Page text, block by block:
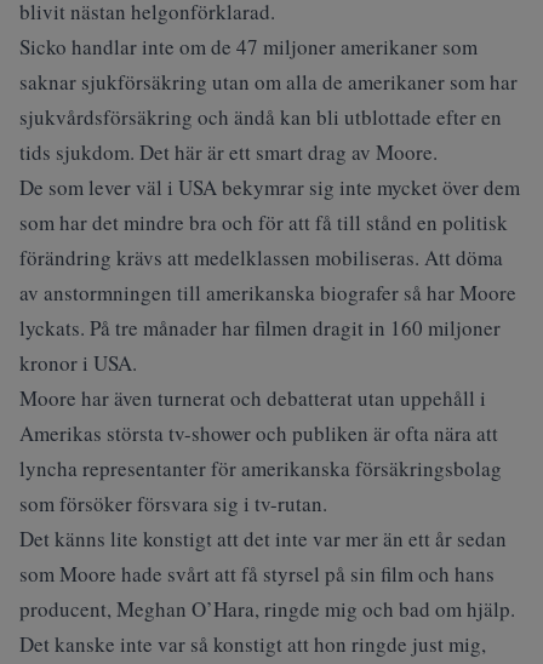
blivit nästan helgonförklarad.
Sicko handlar inte om de 47 miljoner amerikaner som
saknar sjukförsäkring utan om alla de amerikaner som har
sjukvårdsförsäkring och ändå kan bli utblottade efter en
tids sjukdom. Det här är ett smart drag av Moore.
De som lever väl i USA bekymrar sig inte mycket över dem
som har det mindre bra och för att få till stånd en politisk
förändring krävs att medelklassen mobiliseras. Att döma
av anstormningen till amerikanska biografer så har Moore
lyckats. På tre månader har filmen dragit in 160 miljoner
kronor i USA.
Moore har även turnerat och debatterat utan uppehåll i
Amerikas största tv-shower och publiken är ofta nära att
lyncha representanter för amerikanska försäkringsbolag
som försöker försvara sig i tv-rutan.
Det känns lite konstigt att det inte var mer än ett år sedan
som Moore hade svårt att få styrsel på sin film och hans
producent, Meghan O’Hara, ringde mig och bad om hjälp.
Det kanske inte var så konstigt att hon ringde just mig,